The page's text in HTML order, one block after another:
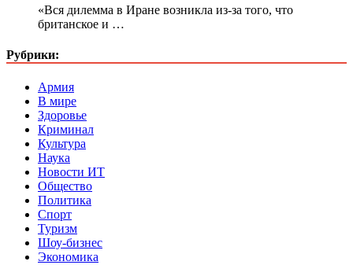
«Вся дилемма в Иране возникла из-за того, что
британское и …
Рубрики:
Армия
В мире
Здоровье
Криминал
Культура
Наука
Новости ИТ
Общество
Политика
Спорт
Туризм
Шоу-бизнес
Экономика